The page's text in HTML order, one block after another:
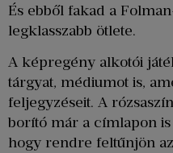
És ebből fakad a
legklasszabb ötlete.
A képregény alkotói
tárgyat, médiumot is,
feljegyzéseit. A
borító már a címlapon
hogy rendre feltűnjön